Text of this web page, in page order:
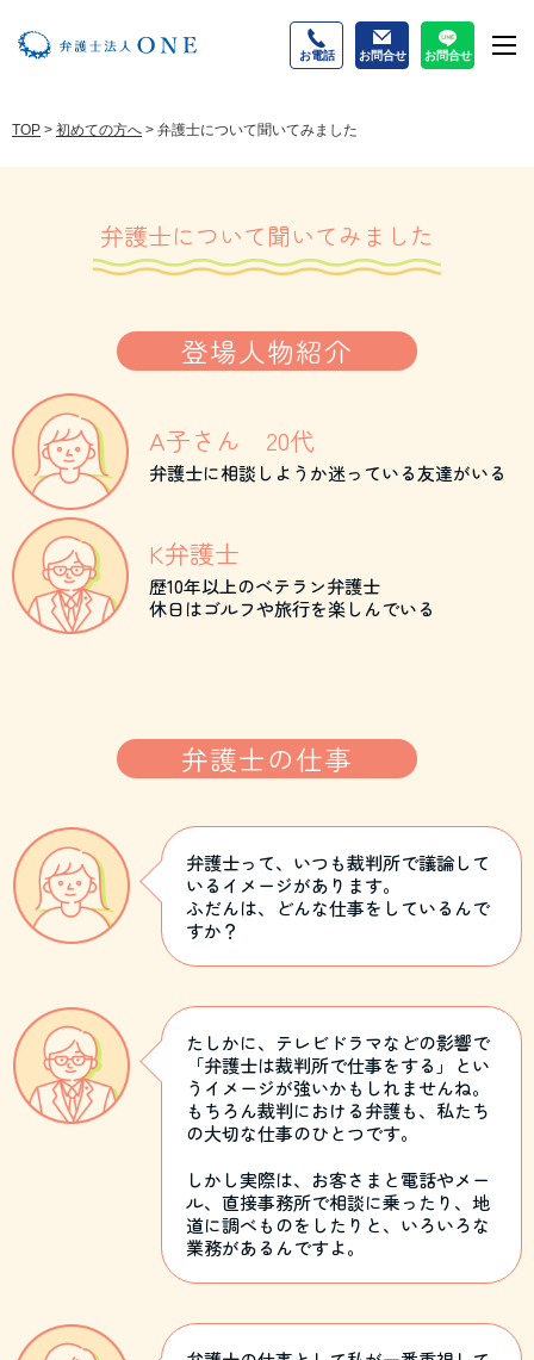
お電話 お問合せ お問合せ
TOP > 初めての方へ > 弁護士について聞いてみました
弁護士について聞いてみました
登場人物紹介
A子さん 20代
弁護士に相談しようか迷っている友達がいる
K弁護士
歴10年以上のベテラン弁護士
休日はゴルフや旅行を楽しんでいる
弁護士の仕事
弁護士って、いつも裁判所で議論して
いるイメージがあります。
ふだんは、どんな仕事をしているんで
すか？
たしかに、テレビドラマなどの影響で
「弁護士は裁判所で仕事をする」とい
うイメージが強いかもしれませんね。
もちろん裁判における弁護も、私たち
の大切な仕事のひとつです。
しかし実際は、お客さまと電話やメー
ル、直接事務所で相談に乗ったり、地
道に調べものをしたりと、いろいろな
業務があるんですよ。